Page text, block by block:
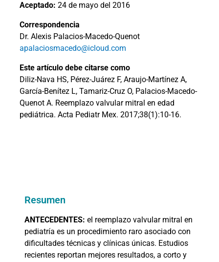
Aceptado: 24 de mayo del 2016
Correspondencia
Dr. Alexis Palacios-Macedo-Quenot
apalaciosmacedo@icloud.com
Este artículo debe citarse como
Diliz-Nava HS, Pérez-Juárez F, Araujo-Martínez A,
García-Benítez L, Tamariz-Cruz O, Palacios-Macedo-
Quenot A. Reemplazo valvular mitral en edad
pediátrica. Acta Pediatr Mex. 2017;38(1):10-16.
Resumen
ANTECEDENTES: el reemplazo valvular mitral en
pediatría es un procedimiento raro asociado con
dificultades técnicas y clínicas únicas. Estudios
recientes reportan mejores resultados, a corto y